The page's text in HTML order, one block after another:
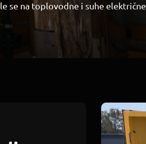
se na toplovodne i suhe električne